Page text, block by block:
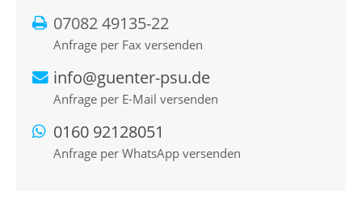
07082 49135-22
Anfrage per Fax versenden
info@guenter-psu.de
Anfrage per E-Mail versenden
0160 92128051
Anfrage per WhatsApp versenden